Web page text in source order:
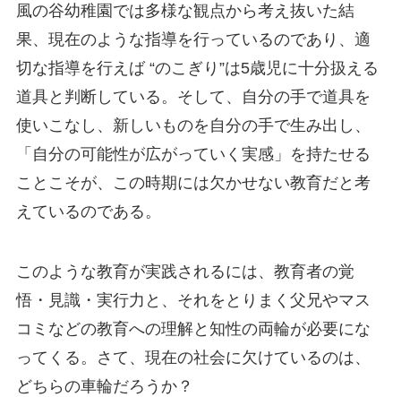
風の谷幼稚園では多様な観点から考え抜いた結
果、現在のような指導を行っているのであり、適
切な指導を行えば “のこぎり”は5歳児に十分扱える
道具と判断している。そして、自分の手で道具を
使いこなし、新しいものを自分の手で生み出し、
「自分の可能性が広がっていく実感」を持たせる
ことこそが、この時期には欠かせない教育だと考
えているのである。
このような教育が実践されるには、教育者の覚
悟・見識・実行力と、それをとりまく父兄やマス
コミなどの教育への理解と知性の両輪が必要にな
ってくる。さて、現在の社会に欠けているのは、
どちらの車輪だろうか？